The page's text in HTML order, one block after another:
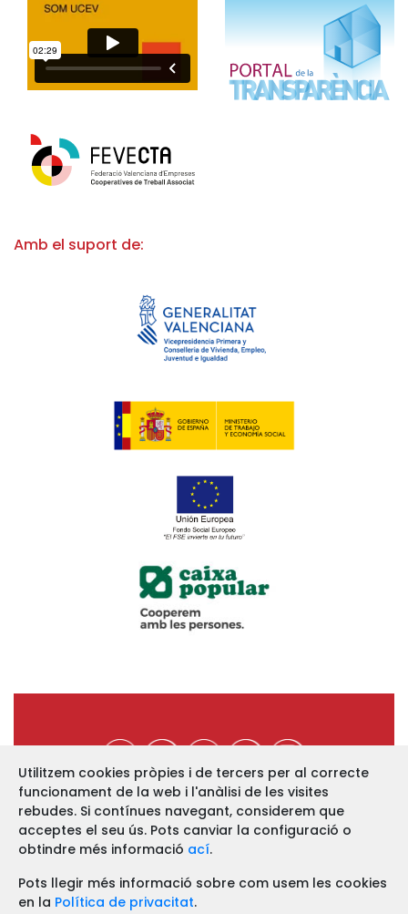
Amb el suport de:
https://www.ucev.coop
C/ Arquebisbe Majoral, 11-B
46002 VALÈNCIA
Telf. 963 52 13 86 Fax. 963 51 12 68
Utilitzem cookies pròpies i de tercers per al correcte
funcionament de la web i l'anàlisi de les visites
rebudes. Si contínues navegant, considerem que
acceptes el seu ús. Pots canviar la configuració o
obtindre més informació ací.
Pots llegir més informació sobre com usem les cookies
en la Política de privacitat.